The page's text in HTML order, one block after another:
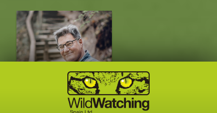
EDUARDO MARCOS
QUEVEDO
CONOCE AL EQUIPO